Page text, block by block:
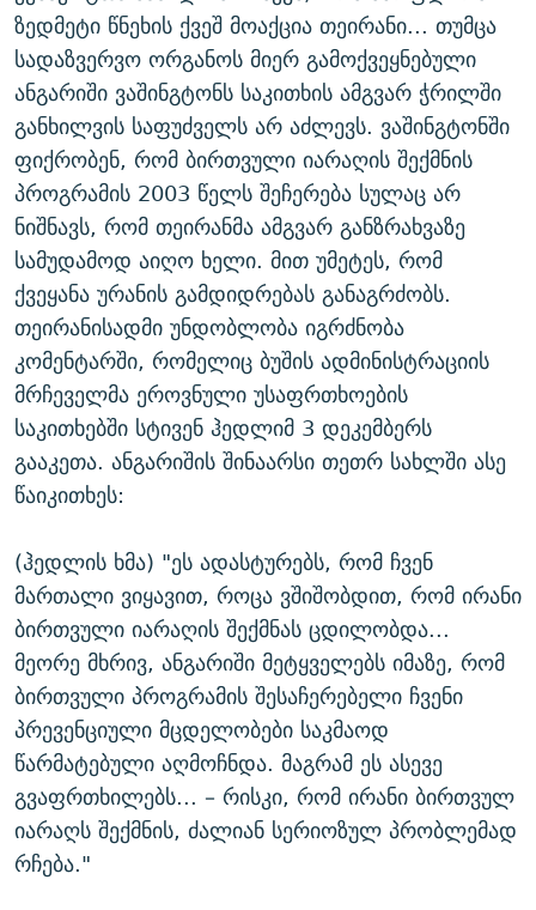
ზედმეტი წნეხის ქვეშ მოაქცია თეირანი... თუმცა
სადაზვერვო ორგანოს მიერ გამოქვეყნებული
ანგარიში ვაშინგტონს საკითხის ამგვარ ჭრილში
განხილვის საფუძველს არ აძლევს. ვაშინგტონში
ფიქრობენ, რომ ბირთვული იარაღის შექმნის
პროგრამის 2003 წელს შეჩერება სულაც არ
ნიშნავს, რომ თეირანმა ამგვარ განზრახვაზე
სამუდამოდ აიღო ხელი. მით უმეტეს, რომ
ქვეყანა ურანის გამდიდრებას განაგრძობს.
თეირანისადმი უნდობლობა იგრძნობა
კომენტარში, რომელიც ბუშის ადმინისტრაციის
მრჩეველმა ეროვნული უსაფრთხოების
საკითხებში სტივენ ჰედლიმ 3 დეკემბერს
გააკეთა. ანგარიშის შინაარსი თეთრ სახლში ასე
წაიკითხეს:
(ჰედლის ხმა) "ეს ადასტურებს, რომ ჩვენ
მართალი ვიყავით, როცა ვშიშობდით, რომ ირანი
ბირთვული იარაღის შექმნას ცდილობდა...
მეორე მხრივ, ანგარიში მეტყველებს იმაზე, რომ
ბირთვული პროგრამის შესაჩერებელი ჩვენი
პრევენციული მცდელობები საკმაოდ
წარმატებული აღმოჩნდა. მაგრამ ეს ასევე
გვაფრთხილებს... – რისკი, რომ ირანი ბირთვულ
იარაღს შექმნის, ძალიან სერიოზულ პრობლემად
რჩება."